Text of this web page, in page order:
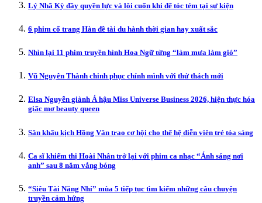
Lý Nhã Kỳ đầy quyền lực và lôi cuốn khi để tóc tém tại sự kiện
6 phim cổ trang Hàn đề tài du hành thời gian hay xuất sắc
Nhìn lại 11 phim truyền hình Hoa Ngữ từng “làm mưa làm gió”
Vũ Nguyên Thành chinh phục chính mình với thử thách mới
Elsa Nguyễn giành Á hậu Miss Universe Business 2026, hiện thực hóa
giấc mơ beauty queen
Sân khấu kịch Hồng Vân trao cơ hội cho thế hệ diễn viên trẻ tỏa sáng
Ca sĩ khiếm thị Hoài Nhân trở lại với phim ca nhạc “Ánh sáng nơi
anh” sau 8 năm vắng bóng
“Siêu Tài Năng Nhí” mùa 5 tiếp tục tìm kiếm những câu chuyện
truyền cảm hứng